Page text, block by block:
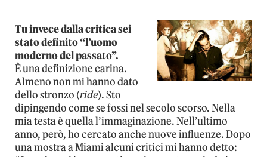
Tu invece dalla critica sei
stato definito “l’uomo
moderno del passato”.
È una definizione carina.
Almeno non mi hanno dato
dello stronzo (ride). Sto
dipingendo come se fossi nel secolo scorso. Nella
mia testa è quella l’immaginazione. Nell’ultimo
anno, però, ho cercato anche nuove influenze. Dopo
una mostra a Miami alcuni critici mi hanno detto: